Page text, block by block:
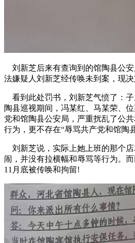
刘新芝后来有查询到的馆陶县公安
法嫌疑人刘新芝经传唤未到案，现
看到此处罚书，刘新芝气愤了：子
陶县巡视期间，冯某红、马某荣、
党和馆陶县公安局，严重扰乱了公
行为，更不存在“辱骂共产党和馆陶
刘新芝说，实际上她上班的那个
闹，并没有拉横幅和辱骂等行为。
11月底被传唤和拘留!